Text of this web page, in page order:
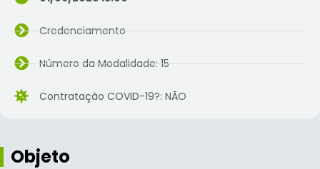
Credenciamento
Número da Modalidade: 15
Contratação COVID-19?: NÃO
Objeto